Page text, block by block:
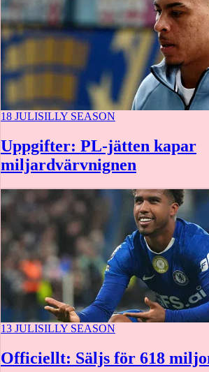
18 JULISILLY SEASON
Uppgifter: PL-jätten kapar
miljardvärvnignen
13 JULISILLY SEASON
Officiellt: Säljs för 618